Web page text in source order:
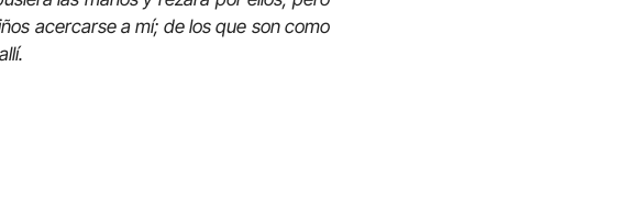
acercarse a mí; de los que son como